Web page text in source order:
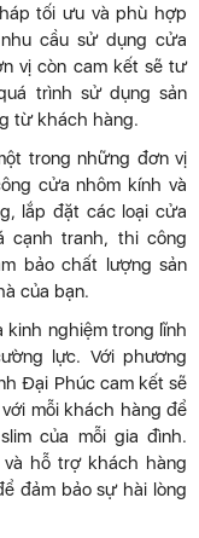
tối ưu và phù hợp
cầu sử dụng cửa
vị còn cam kết sẽ tư
trình sử dụng sản
từ khách hàng.
trong những đơn vị
cửa nhôm kính và
lắp đặt các loại cửa
cạnh tranh, thi công
bảo chất lượng sản
của bạn.
nghiệm trong lĩnh
lực. Với phương
Đại Phúc cam kết sẽ
mỗi khách hàng để
của mỗi gia đình.
hỗ trợ khách hàng
đảm bảo sự hài lòng